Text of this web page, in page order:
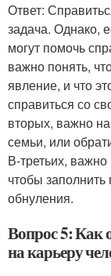
Ответ:
задача. Однако,
могут помочь
важно понять,
явление, и что
справиться со
вторых, важно
семьи, или
В-третьих,
чтобы заполнить
обнуления.
Вопрос 5: Как
на карьеру